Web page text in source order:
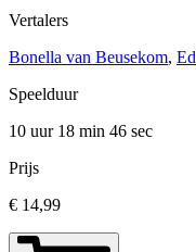
Vertalers
Bonella van Beusekom,
Speelduur
10 uur 18 min 46 sec
Prijs
€ 14,99